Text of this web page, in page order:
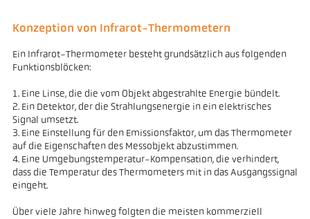
Konzeption von Infrarot-Thermometern
Ein Infrarot-Thermometer besteht grundsätzlich aus folgenden
Funktionsblöcken:
1. Eine Linse, die die vom Objekt abgestrahlte Energie bündelt.
2. Ein Detektor, der die Strahlungsenergie in ein elektrisches
Signal umsetzt.
3. Eine Einstellung für den Emissionsfaktor, um das Thermometer
auf die Eigenschaften des Messobjekt abzustimmen.
4. Eine Umgebungstemperatur-Kompensation, die verhindert,
dass die Temperatur des Thermometers mit in das Ausgangssignal
eingeht.
Über viele Jahre hinweg folgten die meisten kommerziell